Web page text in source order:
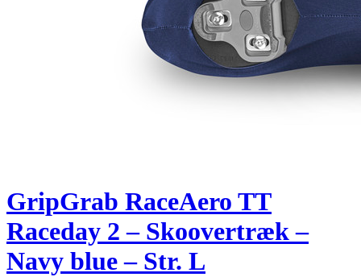
GripGrab RaceAero TT
Raceday 2 – Skoovertræk –
Navy blue – Str. L